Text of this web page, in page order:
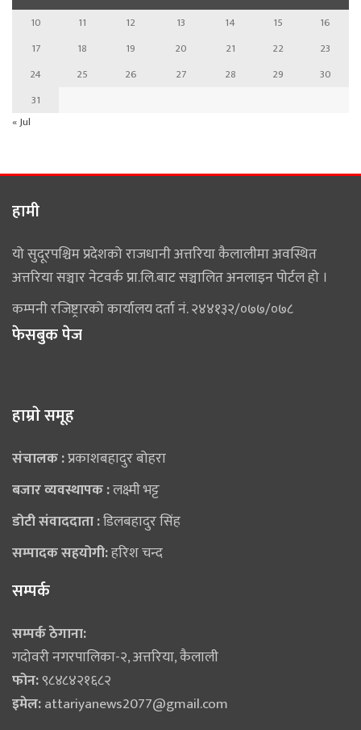
10
11 12 13 14 15
16
17
18 19 20 21 22
23
24
25 26 27 28 29
30
31
« Jul
हामी
यो सुदूरपश्चिम प्रदेशको राजधानी अत्तरिया कैलालीमा अवस्थित
अत्तरिया सञ्चार नेटवर्क प्रा.लि.बाट सञ्चालित अनलाइन पोर्टल हो ।
कम्पनी रजिष्ट्रारको कार्यालय दर्ता नं. २४४१३२/०७७/०७८
फेसबुक पेज
हाम्राे समूह
संचालक :प्रकाशबहादुर बोहरा
बजार व्यवस्थापक :लक्ष्मी भट्ट
डोटी संवाददाता :डिलबहादुर सिंह
सम्पादक सहयोगी:हरिश चन्द
सम्पर्क
सम्पर्क ठेगाना:
गदोवरी नगरपालिका-२, अत्तरिया, कैलाली
फोन:९८४८४२१६८२
इमेल:attariyanews2077@gmail.com